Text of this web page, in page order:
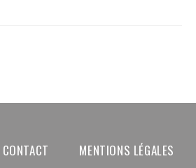
CONTACT MENTIONS LÉGALES